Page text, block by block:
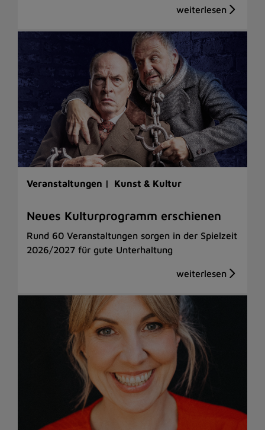
Veranstaltungen | Kunst & Kultur
Neues Kulturprogramm erschienen
Rund 60 Veranstaltungen sorgen in der Spielzeit
2026/2027 für gute Unterhaltung